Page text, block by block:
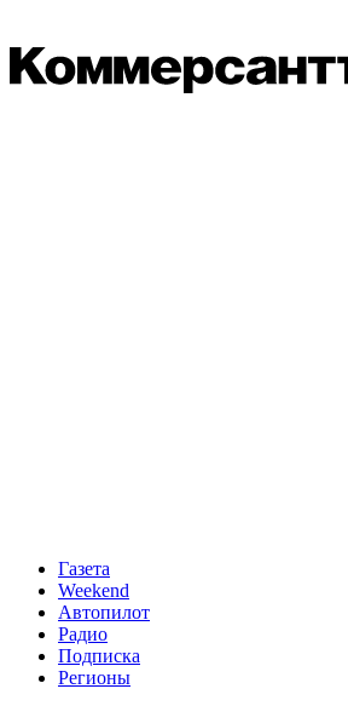
Газета
Weekend
Автопилот
Радио
Подписка
Регионы